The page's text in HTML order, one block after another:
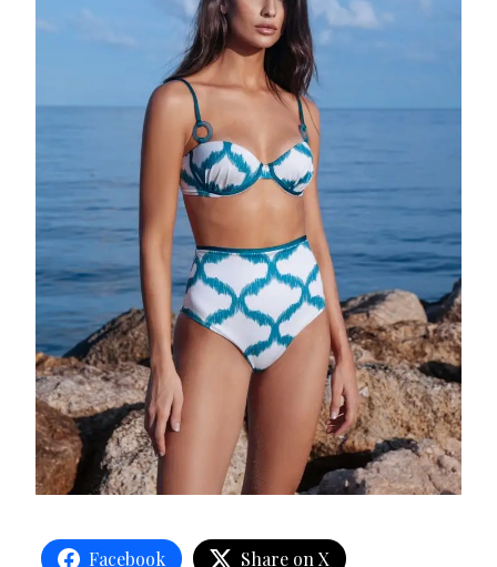
Facebook Share on X